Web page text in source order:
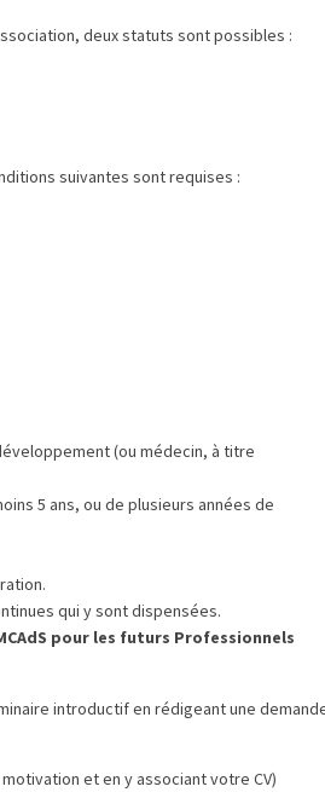
deux statuts sont possibles :
suivantes sont requises :
(ou médecin, à titre
5 ans, ou de plusieurs années de
qui y sont dispensées.
pour les futurs Professionnels
introductif en rédigeant une
et en y associant votre CV)